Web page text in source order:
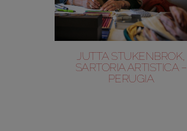
JUTTA STUKENBROK,
SARTORIA ARTISTICA –
PERUGIA